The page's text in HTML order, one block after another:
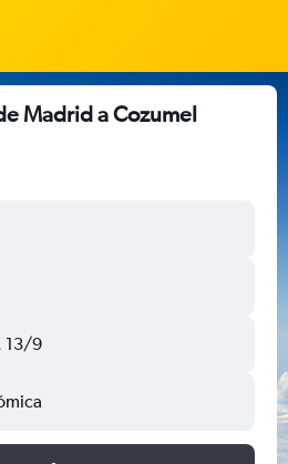
Madrid a Cozumel
13/9